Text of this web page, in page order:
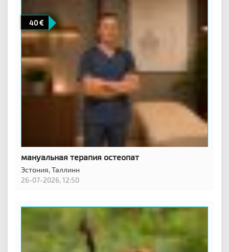
40
мануальная терапия остеопат
Эстония,Таллинн
26-07-2026, 12:50